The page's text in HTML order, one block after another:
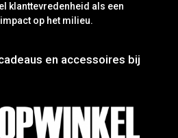
klanttevredenheid als een
op het milieu.
en accessoires bij